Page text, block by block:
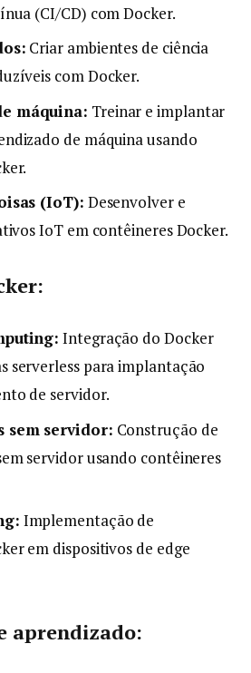
(CI/CD) com Docker.
Criar ambientes de ciência
com Docker.
máquina: Treinar e implantar
de máquina usando
(IoT): Desenvolver e
IoT em contêineres Docker.
Integração do Docker
serverless para implantação
de servidor.
sem servidor: Construção de
servidor usando contêineres
Implementação de
em dispositivos de edge
aprendizado: